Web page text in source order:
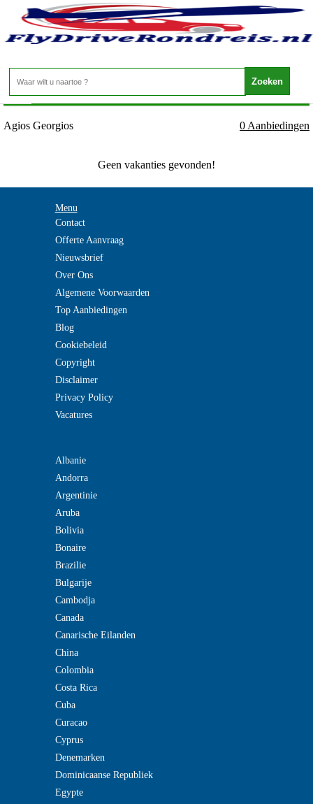
Griekenland - Naxos - Agios Georgios
Home>
Agios Georgios 0 Aanbiedingen
Geen vakanties gevonden!
Menu
Contact
Offerte Aanvraag
Nieuwsbrief
Over Ons
Algemene Voorwaarden
Top Aanbiedingen
Blog
Cookiebeleid
Copyright
Disclaimer
Privacy Policy
Vacatures
Albanie
Andorra
Argentinie
Aruba
Bolivia
Bonaire
Brazilie
Bulgarije
Cambodja
Canada
Canarische Eilanden
China
Colombia
Costa Rica
Cuba
Curacao
Cyprus
Denemarken
Dominicaanse Republiek
Egypte